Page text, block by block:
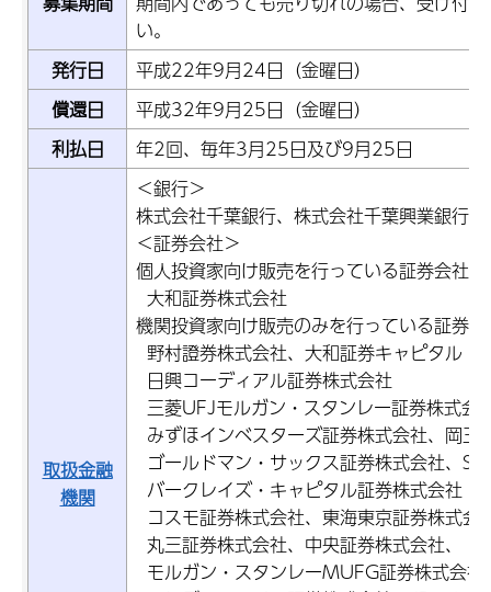
い。
発行日
平成22年9月24日（金曜日）
償還日
平成32年9月25日（金曜日）
利払日
年2回、毎年3月25日及び9月25日
取扱金融
機関
＜銀行＞
株式会社千葉銀行、株式会社千葉興業銀行
＜証券会社＞
個人投資家向け販売を行っている証券会社
大和証券株式会社
機関投資家向け販売のみを行っている証券
野村證券株式会社、大和証券キャピタル・
日興コーディアル証券株式会社
三菱UFJモルガン・スタンレー証券株式会
みずほインベスターズ証券株式会社、岡三
ゴールドマン・サックス証券株式会社、
バークレイズ・キャピタル証券株式会社
コスモ証券株式会社、東海東京証券株式会
丸三証券株式会社、中央証券株式会社、
モルガン・スタンレーMUFG証券株式会社